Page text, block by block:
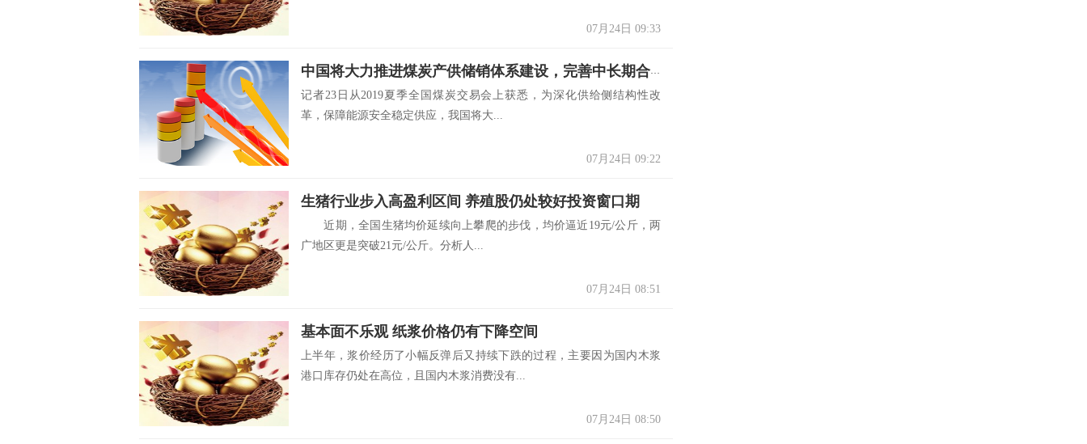
07月24日 09:33
中国将大力推进煤炭产供储销体系建设，完善中长期合同制度
记者23日从2019夏季全国煤炭交易会上获悉，为深化供给侧结构性改
革，保障能源安全稳定供应，我国将大...
07月24日 09:22
生猪行业步入高盈利区间 养殖股仍处较好投资窗口期
近期，全国生猪均价延续向上攀爬的步伐，均价逼近19元/公斤，两
广地区更是突破21元/公斤。分析人...
07月24日 08:51
基本面不乐观 纸浆价格仍有下降空间
上半年，浆价经历了小幅反弹后又持续下跌的过程，主要因为国内木浆
港口库存仍处在高位，且国内木浆消费没有...
07月24日 08:50